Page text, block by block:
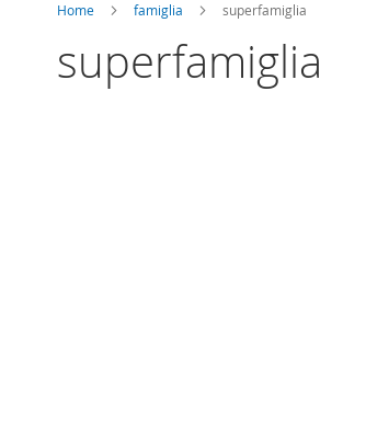
Home famiglia superfamiglia
superfamiglia